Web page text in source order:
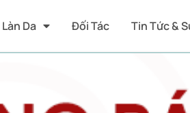
Da Đối Tác Tin Tức &